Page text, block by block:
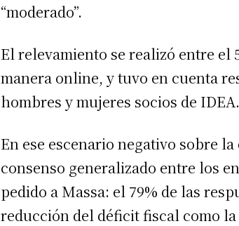
“moderado”.
El relevamiento se realizó entre el
manera online, y tuvo en cuenta
hombres y mujeres socios de IDEA.
En ese escenario negativo sobre
consenso generalizado entre los
pedido a Massa: el 79% de las
reducción del déficit fiscal como